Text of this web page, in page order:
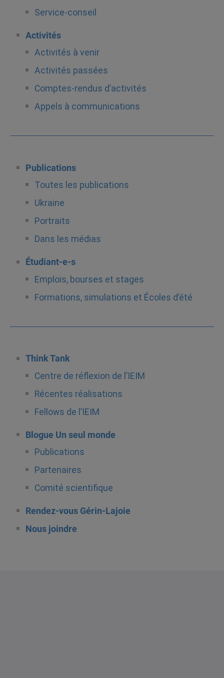
Service-conseil
Activités
Activités à venir
Activités passées
Comptes-rendus d’activités
Appels à communications
Publications
Toutes les publications
Ukraine
Portraits
Dans les médias
Étudiant-e-s
Emplois, bourses et stages
Formations, simulations et Écoles d’été
Think Tank
Centre de réflexion de l’IEIM
Récentes réalisations
Fellows de l’IEIM
Blogue Un seul monde
Publications
Partenaires
Comité scientifique
Rendez-vous Gérin-Lajoie
Nous joindre